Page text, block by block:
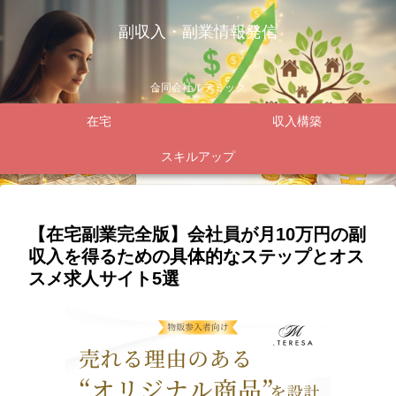
副収入・副業情報発信
合同会社ルテミック
在宅 収入構築
スキルアップ
【在宅副業完全版】会社員が月10万円の副
収入を得るための具体的なステップとオス
スメ求人サイト5選